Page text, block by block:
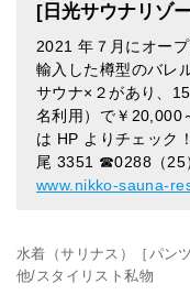
[日光サウナリゾ
2021 年７月にオー
輸入した樽型のバレ
サウナ×２があり、
名利用）で￥20,000
は HP よりチェック
尾 3351 ☎0288（25
www.nikko-sauna-
水着（サリナス）［パ
他/スタイリスト私物